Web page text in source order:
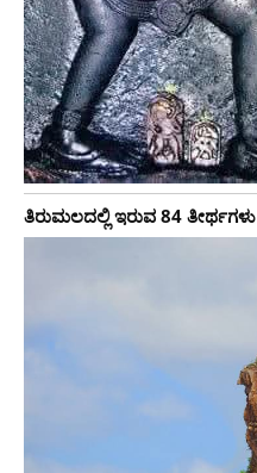
ತಿರುಮಲದಲ್ಲಿ ಇರುವ 84 ತೀರ್ಥಗಳು